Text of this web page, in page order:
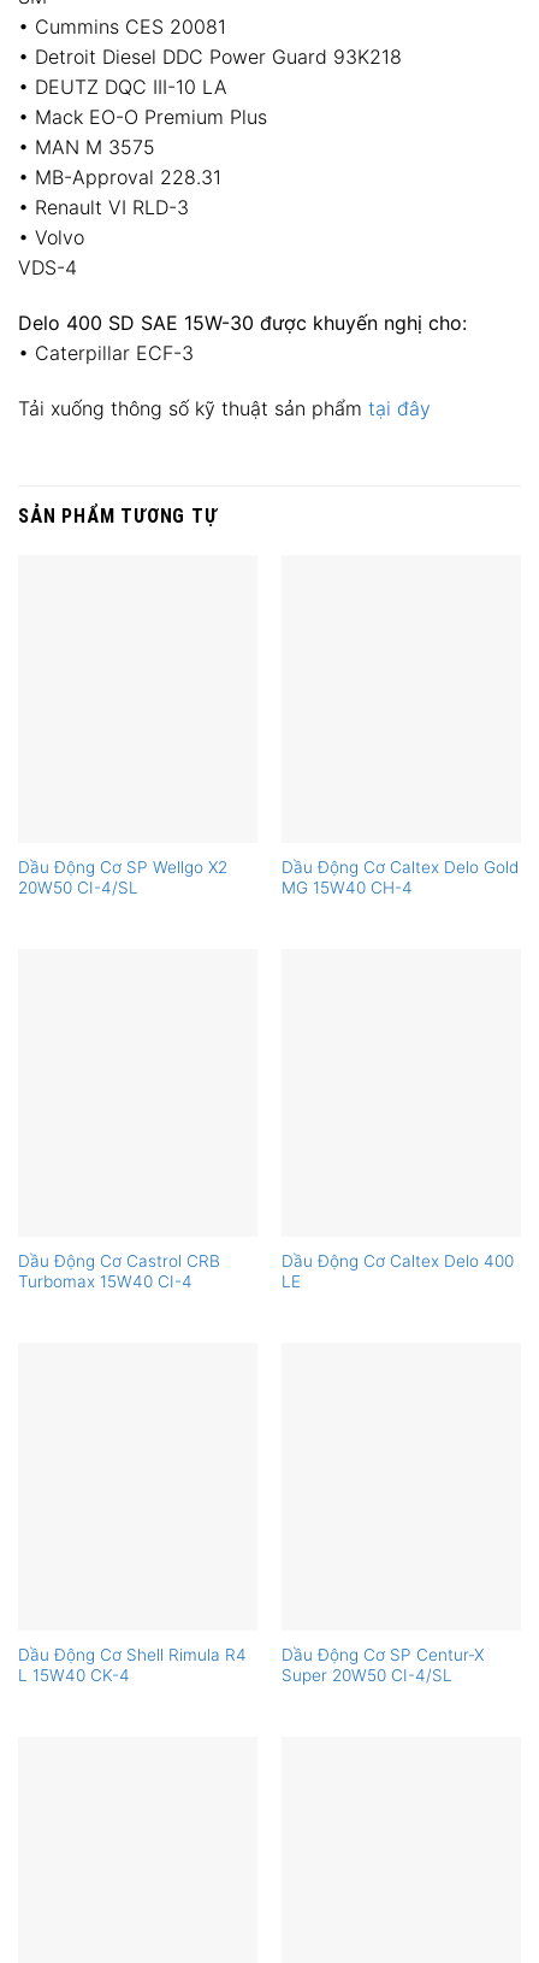
• Cummins CES 20081
• Detroit Diesel DDC Power Guard 93K218
• DEUTZ DQC III-10 LA
• Mack EO-O Premium Plus
• MAN M 3575
• MB-Approval 228.31
• Renault VI RLD-3
• Volvo
VDS-4
Delo 400 SD SAE 15W-30 được khuyến nghị cho:
• Caterpillar ECF-3
Tải xuống thông số kỹ thuật sản phẩm tại đây
SẢN PHẨM TƯƠNG TỰ
Dầu Động Cơ SP Wellgo X2
20W50 CI-4/SL
Dầu Động Cơ Caltex Delo Gold
MG 15W40 CH-4
Dầu Động Cơ Castrol CRB
Turbomax 15W40 CI-4
Dầu Động Cơ Caltex Delo 400
LE
Dầu Động Cơ Shell Rimula R4
L 15W40 CK-4
Dầu Động Cơ SP Centur-X
Super 20W50 CI-4/SL